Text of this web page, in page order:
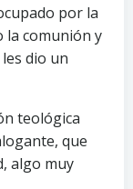
por la
la comunión y
dio un
teológica
que
algo muy